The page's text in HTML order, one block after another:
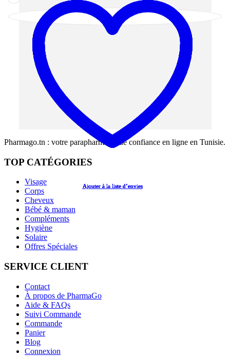
Ajouter à la liste d’envies
Ajouter à la liste d’envies
Ajouter à la liste d’envies
Ajouter à la liste d’envies
Ajouter à la liste d’envies
Pharmago.tn : votre parapharmacie de confiance en ligne en Tunisie.
TOP CATÉGORIES
Visage
Corps
Cheveux
Bébé & maman
Compléments
Hygiène
Solaire
Offres Spéciales
SERVICE CLIENT
Contact
À propos de PharmaGo
Aide & FAQs
Suivi Commande
Commande
Panier
Blog
Connexion